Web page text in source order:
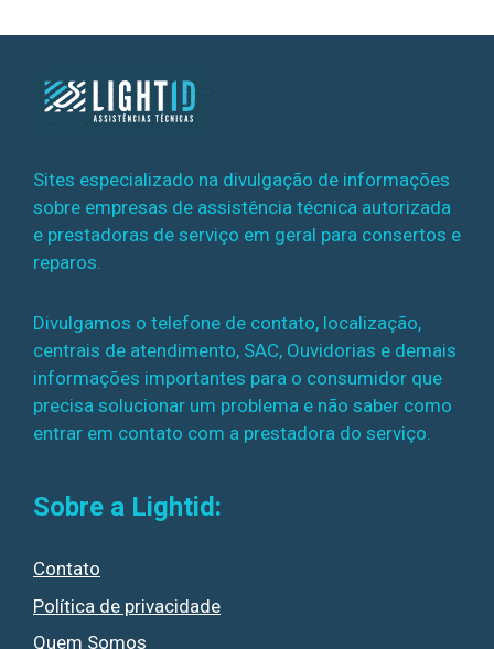
Sites especializado na divulgação de informações
sobre empresas de assistência técnica autorizada
e prestadoras de serviço em geral para consertos e
reparos.
Divulgamos o telefone de contato, localização,
centrais de atendimento, SAC, Ouvidorias e demais
informações importantes para o consumidor que
precisa solucionar um problema e não saber como
entrar em contato com a prestadora do serviço.
Sobre a Lightid:
Contato
Política de privacidade
Quem Somos